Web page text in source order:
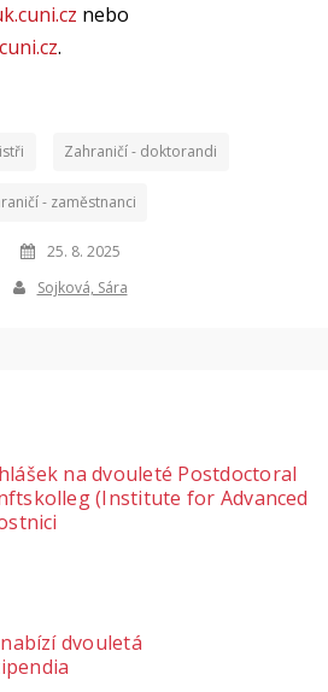
nebo
.
Zahraničí - doktorandi
- zaměstnanci
25. 8. 2025
Sojková, Sára
na dvouleté Postdoctoral
(Institute for Advanced
dvouletá